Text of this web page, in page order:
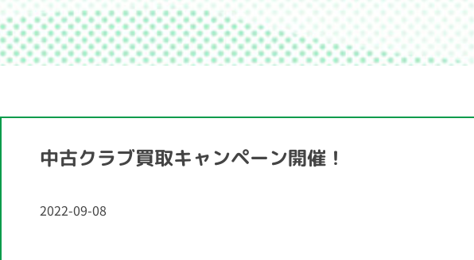
中古クラブ買取キャンペーン開催！
2022-09-08